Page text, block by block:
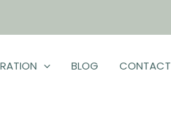
BLOG CONTACT